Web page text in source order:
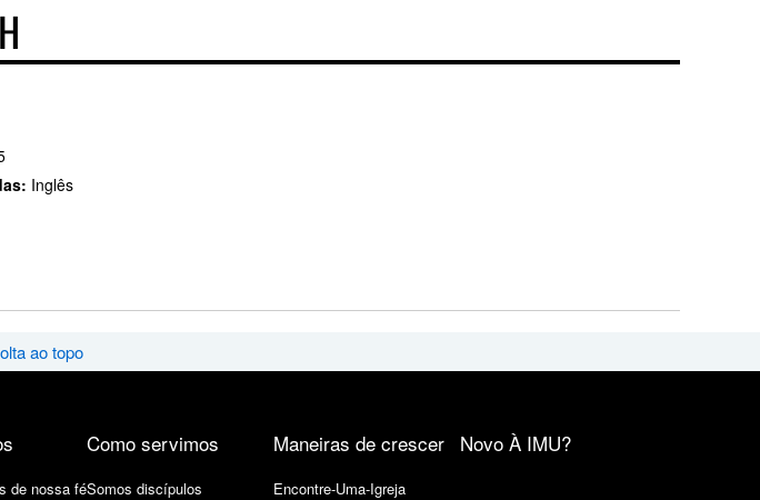
Inglês
ao topo
de nossa fé
Como servimos
Somos discípulos
Maneiras de crescer
Encontre-Uma-Igreja
Novo À IMU?